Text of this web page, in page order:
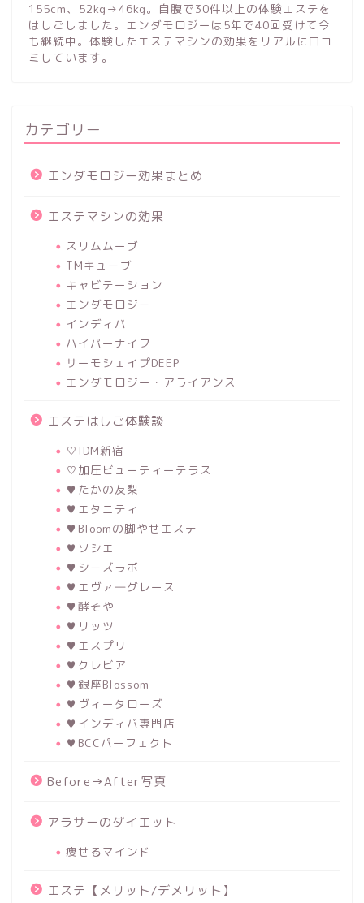
155cm、52kg→46kg。自腹で30件以上の体験エステを
はしごしました。エンダモロジーは5年で40回受けて今
も継続中。体験したエステマシンの効果をリアルに口コ
ミしています。
カテゴリー
エンダモロジー効果まとめ
エステマシンの効果
スリムムーブ
TMキューブ
キャビテーション
エンダモロジー
インディバ
ハイパーナイフ
サーモシェイプDEEP
エンダモロジー・アライアンス
エステはしご体験談
♡IDM新宿
♡加圧ビューティーテラス
♥たかの友梨
♥エタニティ
♥Bloomの脚やせエステ
♥ソシエ
♥シーズラボ
♥エヴァ―グレース
♥酵そや
♥リッツ
♥エスプリ
♥クレビア
♥銀座Blossom
♥ヴィータローズ
♥インディバ専門店
♥BCCパーフェクト
Before→After写真
アラサーのダイエット
痩せるマインド
エステ【メリット/デメリット】